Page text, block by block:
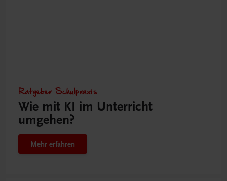
Ratgeber Schulpraxis
Wie mit KI im Unterricht
umgehen?
Mehr erfahren